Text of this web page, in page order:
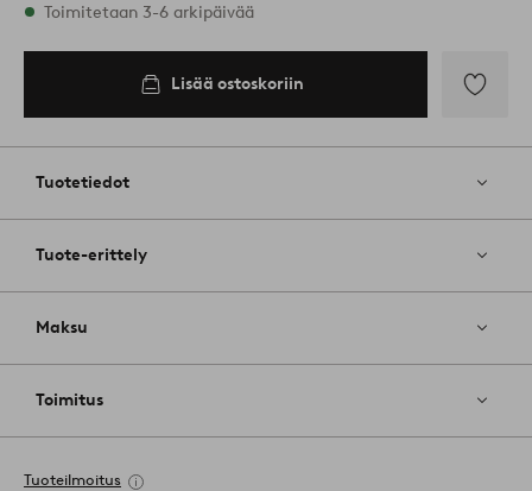
Varastossa
Toimitetaan 3-6 arkipäivää
Lisää ostoskoriin
Tuotetiedot
Tuote-erittely
Maksu
Toimitus
Tuoteilmoitus